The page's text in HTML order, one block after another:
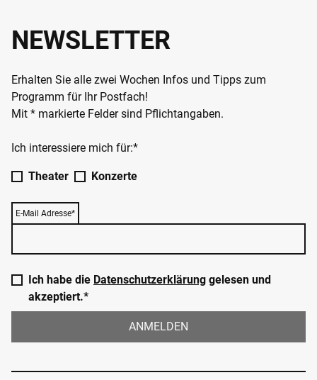
NEWSLETTER
Erhalten Sie alle zwei Wochen Infos und Tipps zum
Programm für Ihr Postfach!
Mit * markierte Felder sind Pflichtangaben.
Ich interessiere mich für:*
Theater Konzerte
E-Mail Adresse*
Ich habe die Datenschutzerklärung gelesen und
akzeptiert.*
ANMELDEN